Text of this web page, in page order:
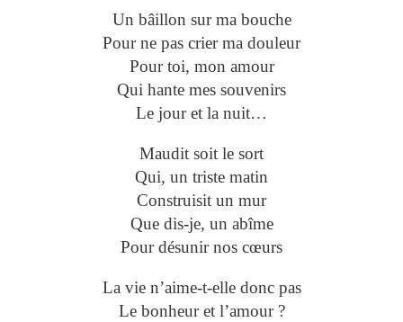
Un bâillon sur ma bouche
Pour ne pas crier ma douleur
Pour toi, mon amour
Qui hante mes souvenirs
Le jour et la nuit…
Maudit soit le sort
Qui, un triste matin
Construisit un mur
Que dis-je, un abîme
Pour désunir nos cœurs
La vie n’aime-t-elle donc pas
Le bonheur et l’amour ?